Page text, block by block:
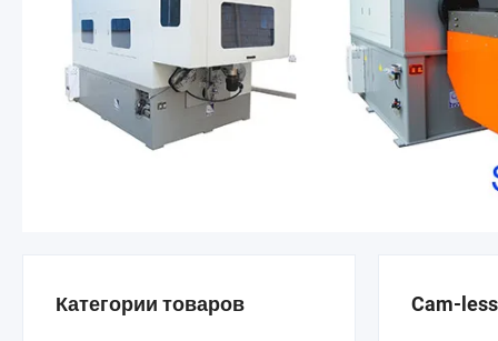
Cam-
Категории товаров